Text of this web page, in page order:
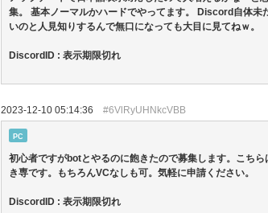
集。 基本ノーマルかハードでやってます。 Discord自体未
いのと人見知りするんで無口になっても大目に見てねｗ。
DiscordID : 表示期限切れ
2023-12-10 05:14:36 #6VlRyUHNkcVBB
PC
初心者ですがbotとやるのに飽きたので募集します。こちら
き専です。もちろんVCなしも可。気軽に申請ください。
DiscordID : 表示期限切れ